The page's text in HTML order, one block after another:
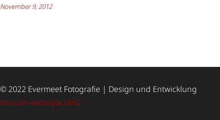
November 9, 2012
© 2022 Evermeet Fotografie | Design und Entwicklung
mission-webstyle oHG